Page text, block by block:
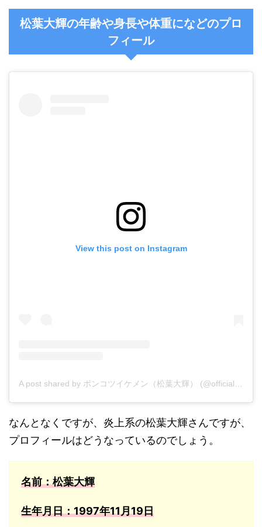
松葉大輝の年齢や身長や体重になどのプロ
フィール
View this post on Instagram
なんとなくですが、炎上系の松葉大輝さんですが、
プロフィールはどうなっているのでしょう。
名前：松葉大輝
生年月日：1997年11月19日